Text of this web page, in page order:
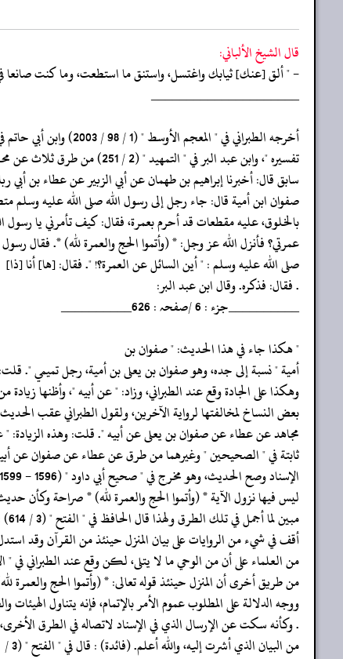
قال الشيخ الألباني:
- " ألق [عنك] ثيابك واغتسل، واستنق ما استطعت، وما كنت
‏‏‏‏_____________________
‏‏‏‏أخرجه الطبراني في " المعجم الأوسط " (1 / 98 / 2003) وابن أبي حاتم في "
‏‏‏‏تفسيره "، وابن عبد البر في " التمهيد " (2 / 251) من طرق ثلاث عن محمد بن
‏‏‏‏سابق قال: أخبرنا إبراهيم بن طهمان عن أبي الزبير عن عطاء بن أبي
‏‏‏‏صفوان ابن أمية قال: جاء رجل إلى رسول الله صلى الله عليه وسلم
‏‏‏‏بالخلوق، عليه مقطعات قد أحرم بعمرة، فقال: كيف تأمرني يا رسول
‏‏‏‏عمرتي؟ فأنزل الله عز وجل: * (وأتموا الحج والعمرة لله) *. فقال رسول
‏‏‏‏صلى الله عليه وسلم : " أين السائل عن العمرة؟! ". فقال: [ها] أنا [ذا]
‏‏‏‏. فقال: فذكره. وقال ابن عبد البر:
‏‏‏‏__________جزء : 6 /صفحہ : 626__________
‏‏‏‏" هكذا جاء في هذا الحديث: " صفوان بن
‏‏‏‏أمية " نسبة إلى جده، وهو صفوان بن يعلى بن أمية، رجل تميمي ". قلت:
‏‏‏‏وهكذا على الجادة وقع عند الطبراني، وزاد: " عن أبيه "، وأظنها زيادة
‏‏‏‏بعض النساخ لمخالفتها لرواية الآخرين، ولقول الطبراني عقب
‏‏‏‏مجاهد عن عطاء عن صفوان بن يعلى عن أبيه ". قلت: وهذه الزيادة: "
‏‏‏‏ثابتة في " الصحيحين " وغيرهما من طرق عن عطاء عن صفوان عن
‏‏‏‏الإسناد وصح الحديث، وهو مخرج في " صحيح أبي داود " (1596 - 1599) ، لكن
‏‏‏‏ليس فيها نزول الآية * (وأتموا الحج والعمرة لله) * صراحة وكأن
‏‏‏‏مبين لما أجمل في تلك الطرق ولهذا قال الحافظ في " الفتح " (3 / 614) : " لم
‏‏‏‏أقف في شيء من الروايات على بيان المنزل حينئذ من القرآن وقد
‏‏‏‏من العلماء على أن من الوحي ما لا يتلى، لكن وقع عند الطبراني في "
‏‏‏‏من طريق أخرى أن المنزل حينئذ قوله تعالى: * (وأتموا الحج والعمرة
‏‏‏‏ووجه الدلالة على المطلوب عموم الأمر بالإتمام، فإنه يتناول الهيئات
‏‏‏‏. وكأنه سكت عن الإرسال الذي في الإسناد لاتصاله في الطرق الأخرى،
‏‏‏‏من البيان الذي أشرت إليه، والله أعلم. (فائدة) : قال في " الفتح " (3 /